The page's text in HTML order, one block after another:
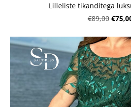
Lilleliste tikanditega
€89,00